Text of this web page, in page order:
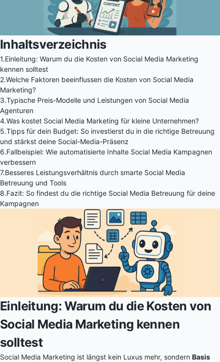
Inhaltsverzeichnis
1.Einleitung: Warum du die Kosten von Social Media Marketing
kennen solltest
2.Welche Faktoren beeinflussen die Kosten von Social Media
Marketing?
3.Typische Preis-Modelle und Leistungen von Social Media
Agenturen
4.Was kostet Social Media Marketing für kleine Unternehmen?
5.Tipps für dein Budget: So investierst du in die richtige Betreuung
und stärkst deine Social-Media-Präsenz
6.Fallbeispiel: Wie automatisierte Inhalte Social Media Kampagnen
verbessern
7.Besseres Leistungsverhältnis durch smarte Social Media
Betreuung und Tools
8.Fazit: So findest du die richtige Social Media Betreuung für deine
Kampagnen
Einleitung: Warum du die Kosten von
Social Media Marketing kennen
solltest
Social Media Marketing ist längst kein Luxus mehr, sondern Basis